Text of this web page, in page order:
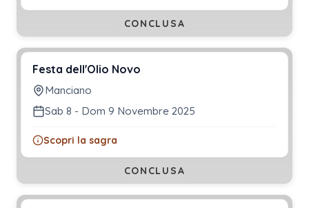
CONCLUSA
Festa dell'Olio Novo
Manciano
Sab 8 - Dom 9 Novembre 2025
Scopri la sagra
CONCLUSA